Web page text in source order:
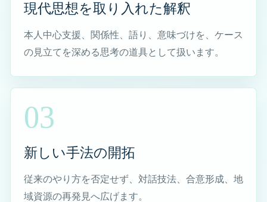
臨床社会学の観点から見たケアマネジャー業務
臨床の思考法｜現代思想とケアマネジメント
日々の支援に光を戻す｜現代思想とケアマネの実践知
医療・介護現場にFAXと紙媒体が残る理由
ケアマネ記録編｜記録が支援を守る理由
想・社会臨床学の実践
横浜市のケアマネジャー・介護相談 対応エリ
現代思想を取り入れた解釈
本人中心支援、関係性、語り、意味づけを、ケース
の見立てを深める思考の道具として扱います。
03
新しい手法の開拓
従来のやり方を否定せず、対話技法、合意形成、地
域資源の再発見へ広げます。